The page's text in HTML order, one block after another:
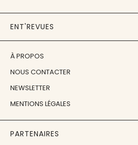
ENT'REVUES
À PROPOS
NOUS CONTACTER
NEWSLETTER
MENTIONS LÉGALES
PARTENAIRES